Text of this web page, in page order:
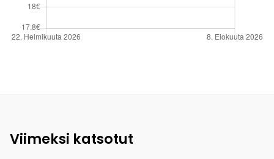
Viimeksi katsotut